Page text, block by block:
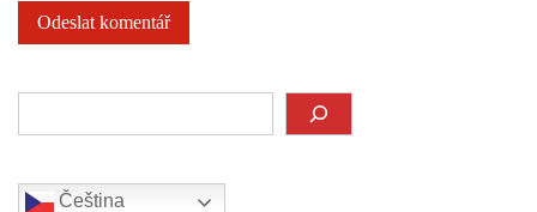
Čeština‎